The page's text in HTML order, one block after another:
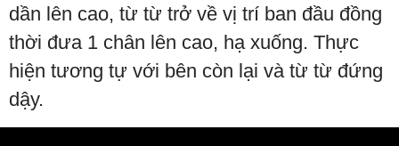
dần lên cao, từ từ trở về vị trí ban đầu đồng
thời đưa 1 chân lên cao, hạ xuống. Thực
hiện tương tự với bên còn lại và từ từ đứng
dậy.